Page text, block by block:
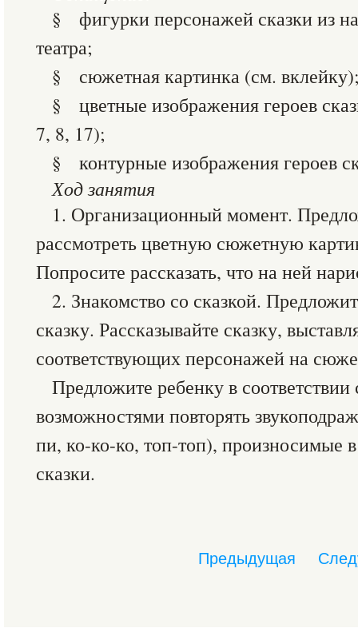
§ фигурки персонажей сказки из
театра;
§ сюжетная картинка (см.
§ цветные изображения героев
7, 8, 17);
§ контурные изображения героев
Ход занятия
1. Организационный момент.
рассмотреть цветную сюжетную
Попросите рассказать, что на ней
2. Знакомство со сказкой.
сказку. Рассказывайте сказку,
соответствующих персонажей на
Предложите ребенку в
возможностями повторять
пи, ко-ко-ко, топ-топ), произносимые
сказки.
Предыдущая